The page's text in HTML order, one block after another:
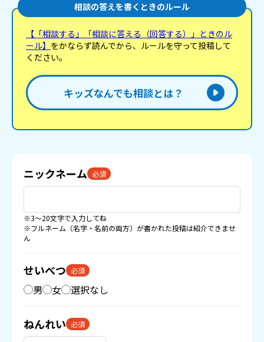
相談の答えを書くときのルール
【「相談する」「相談に答える（回答する）」ときのル
ール】 をかならず読んでから、ルールを守って投稿して
ください。
キッズなんでも相談とは？
ニックネーム 必須
※3〜20文字で入力してね
※フルネーム（名字・名前の両方）が書かれた投稿は紹介できませ
ん
せいべつ 必須
男 女 選択なし
ねんれい 必須